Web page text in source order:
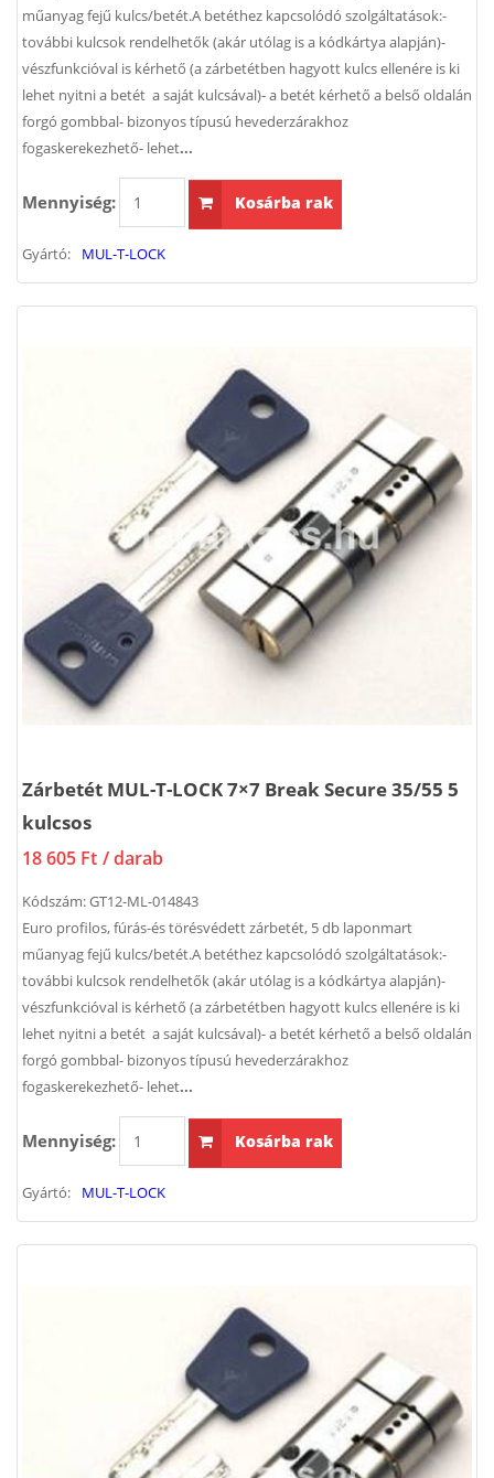
műanyag fejű kulcs/betét.A betéthez kapcsolódó szolgáltatások:-
további kulcsok rendelhetők (akár utólag is a kódkártya alapján)-
vészfunkcióval is kérhető (a zárbetétben hagyott kulcs ellenére is ki
lehet nyitni a betét a saját kulcsával)- a betét kérhető a belső oldalán
forgó gombbal- bizonyos típusú hevederzárakhoz
fogaskerekezhető- lehet...
Mennyiség: Kosárba rak
Gyártó: MUL-T-LOCK
Zárbetét MUL-T-LOCK 7×7 Break Secure 35/55 5
kulcsos
18 605 Ft / darab
Kódszám:GT12-ML-014843
Euro profilos, fúrás-és törésvédett zárbetét, 5 db laponmart
műanyag fejű kulcs/betét.A betéthez kapcsolódó szolgáltatások:-
további kulcsok rendelhetők (akár utólag is a kódkártya alapján)-
vészfunkcióval is kérhető (a zárbetétben hagyott kulcs ellenére is ki
lehet nyitni a betét a saját kulcsával)- a betét kérhető a belső oldalán
forgó gombbal- bizonyos típusú hevederzárakhoz
fogaskerekezhető- lehet...
Mennyiség: Kosárba rak
Gyártó: MUL-T-LOCK